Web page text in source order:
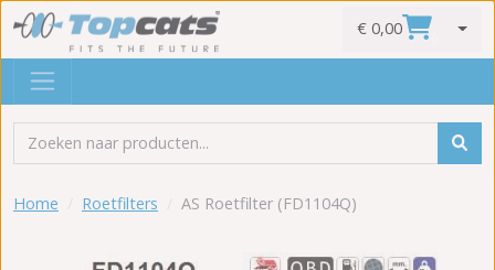
€ 0,00
Home Roetfilters AS Roetfilter (FD1104Q)